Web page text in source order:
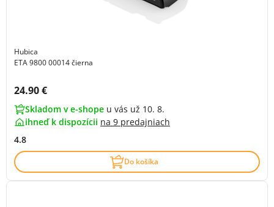
Hubica
ETA 9800 00014 čierna
Cena s DPH:
24.90 €
Skladom v e-shope u vás už 10. 8.
ihneď k dispozícii na 9 predajniach
4.8
Do košíka